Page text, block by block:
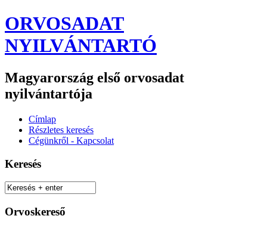
ORVOSADAT
NYILVÁNTARTÓ
Magyarország első orvosadat
nyilvántartója
Címlap
Részletes keresés
Cégünkről - Kapcsolat
Keresés
Orvoskereső